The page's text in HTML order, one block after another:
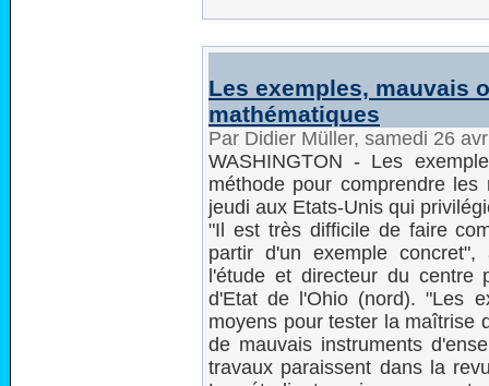
Les exemples, mauvais
mathématiques
Par Didier Müller, samedi 26
WASHINGTON - Les
méthode pour comprendre
jeudi aux Etats-Unis qui
"Il est très difficile de faire
partir d'un exemple
l'étude et directeur du centre
d'Etat de l'Ohio (nord). "Les
moyens pour tester la maîtrise
de mauvais instruments
travaux paraissent dans la